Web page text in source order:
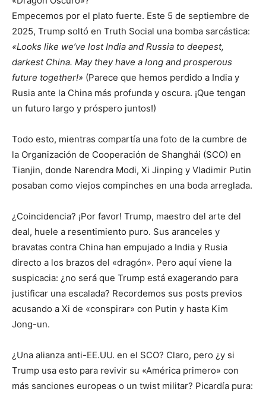
Empecemos por el plato fuerte. Este 5 de septiembre de
2025, Trump soltó en Truth Social una bomba sarcástica:
«Looks like we’ve lost India and Russia to deepest,
darkest China. May they have a long and prosperous
future together!» (Parece que hemos perdido a India y
Rusia ante la China más profunda y oscura. ¡Que tengan
un futuro largo y próspero juntos!)
Todo esto, mientras compartía una foto de la cumbre de
la Organización de Cooperación de Shanghái (SCO) en
Tianjin, donde Narendra Modi, Xi Jinping y Vladimir Putin
posaban como viejos compinches en una boda arreglada.
¿Coincidencia? ¡Por favor! Trump, maestro del arte del
deal, huele a resentimiento puro. Sus aranceles y
bravatas contra China han empujado a India y Rusia
directo a los brazos del «dragón». Pero aquí viene la
suspicacia: ¿no será que Trump está exagerando para
justificar una escalada? Recordemos sus posts previos
acusando a Xi de «conspirar» con Putin y hasta Kim
Jong-un.
¿Una alianza anti-EE.UU. en el SCO? Claro, pero ¿y si
Trump usa esto para revivir su «América primero» con
más sanciones europeas o un twist militar? Picardía pura: